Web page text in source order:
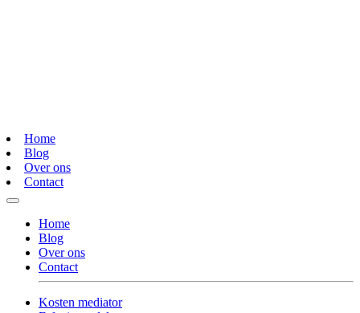
Home
Blog
Over ons
Contact
Home
Blog
Over ons
Contact
Kosten mediator